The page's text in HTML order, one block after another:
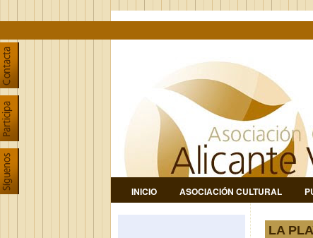
INICIO ASOCIACIÓN CULTURAL
LA